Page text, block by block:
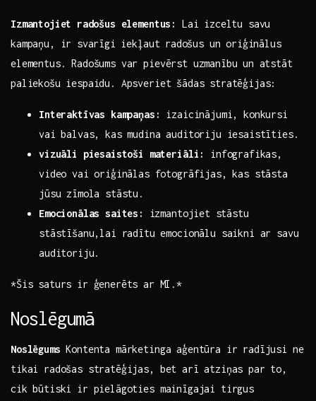
Izmantojiet⁣ radošus elementus:
Lai ​izceltu savu
kampaņu, ir⁢ svarīgi⁢ iekļaut ⁣radošus un oriģinālus
elementus. Radošums​ var pievērst uzmanību ⁣un atstāt
paliekošu iespaidu. Apsveriet šādas stratēģijas:
Interaktīvas kampaņas:
izaicinājumi, konkursi
vai balvas, kas mudina auditoriju iesaistīties.
vizuāli piesaistoši materiāli:
infografikas,
video vai oriģinālas fotogrāfijas, kas stāsta‌
jūsu ‍zīmola stāstu.
Emocionālas saites:
⁣izmantojiet ⁤stāstu
stāstīšanu,lai radītu emocionālu saikni ar ‌savu
auditoriju.
*Šis saturs ir ģenerēts ⁢ar MI.*
Noslēgumā
Noslēgums Kontenta‌ mārketinga aģentūra​ ir radījusi ‌ne
tikai radošas stratēģijas, bet arī atziņas‌ par⁤ to,
cik būtiski ir pielāgoties mainīgajai tirgus